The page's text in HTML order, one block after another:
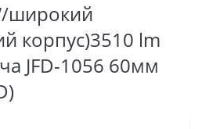
широкий
корпус)3510 lm
JFD-1056 60мм